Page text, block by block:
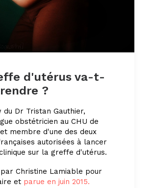
d'utérus va-t-
?
du Dr Tristan Gauthier,
obstétricien au CHU de
membre d'une des deux
autorisées à lancer
sur la greffe d'utérus.
Christine Lamiable pour
et parue en juin 2015.